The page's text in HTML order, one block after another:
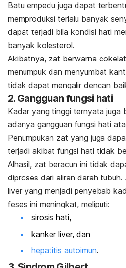
Batu empedu juga dapat
memproduksi terlalu banyak
dapat terjadi bila kondisi hati
banyak kolesterol.
Akibatnya, zat berwarna
menumpuk dan menyumbat
tidak dapat mengalir dengan
2. Gangguan fungsi hati
Kadar yang tinggi ternyata juga
adanya gangguan fungsi hati
Penumpukan zat yang juga
terjadi akibat fungsi hati tidak
Alhasil, zat beracun ini tidak
diproses dari aliran darah
liver yang menjadi penyebab
feses ini meningkat, meliputi:
sirosis hati,
kanker liver, dan
hepatitis autoimun.